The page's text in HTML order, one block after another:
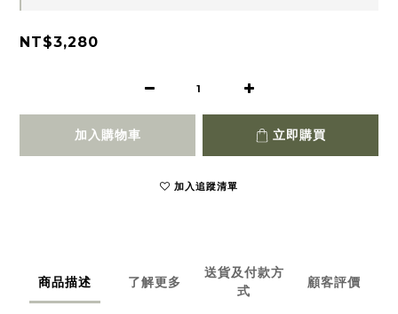
NT$3,280
加入購物車 立即購買
加入追蹤清單
商品描述 了解更多
送貨及付款方
式
顧客評價